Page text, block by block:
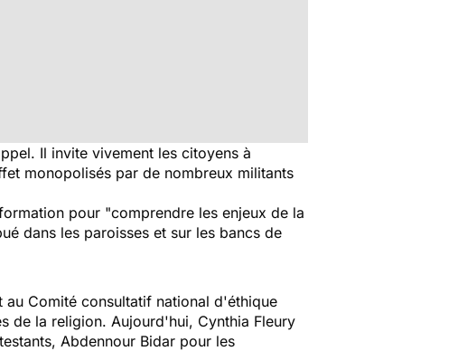
Il invite vivement les citoyens à
monopolisés par de nombreux militants
pour "comprendre les enjeux de la
dans les paroisses et sur les bancs de
au Comité consultatif national d'éthique
de la religion. Aujourd'hui, Cynthia Fleury
Abdennour Bidar pour les